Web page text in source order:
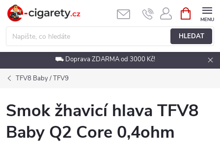
Přejít
obsah
HLEDAT
NÁKUPNÍ
KOŠÍK
⛟ Doprava ZDARMA od 3000 Kč!
TFV8 Baby / TFV9
Smok žhavicí hlava TFV8
Baby Q2 Core 0,4ohm